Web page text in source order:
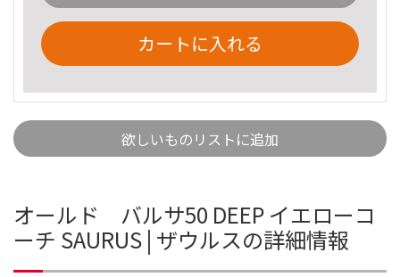
カートに入れる
欲しいものリストに追加
オールド バルサ50 DEEP イエローコ
ーチ SAURUS | ザウルスの詳細情報